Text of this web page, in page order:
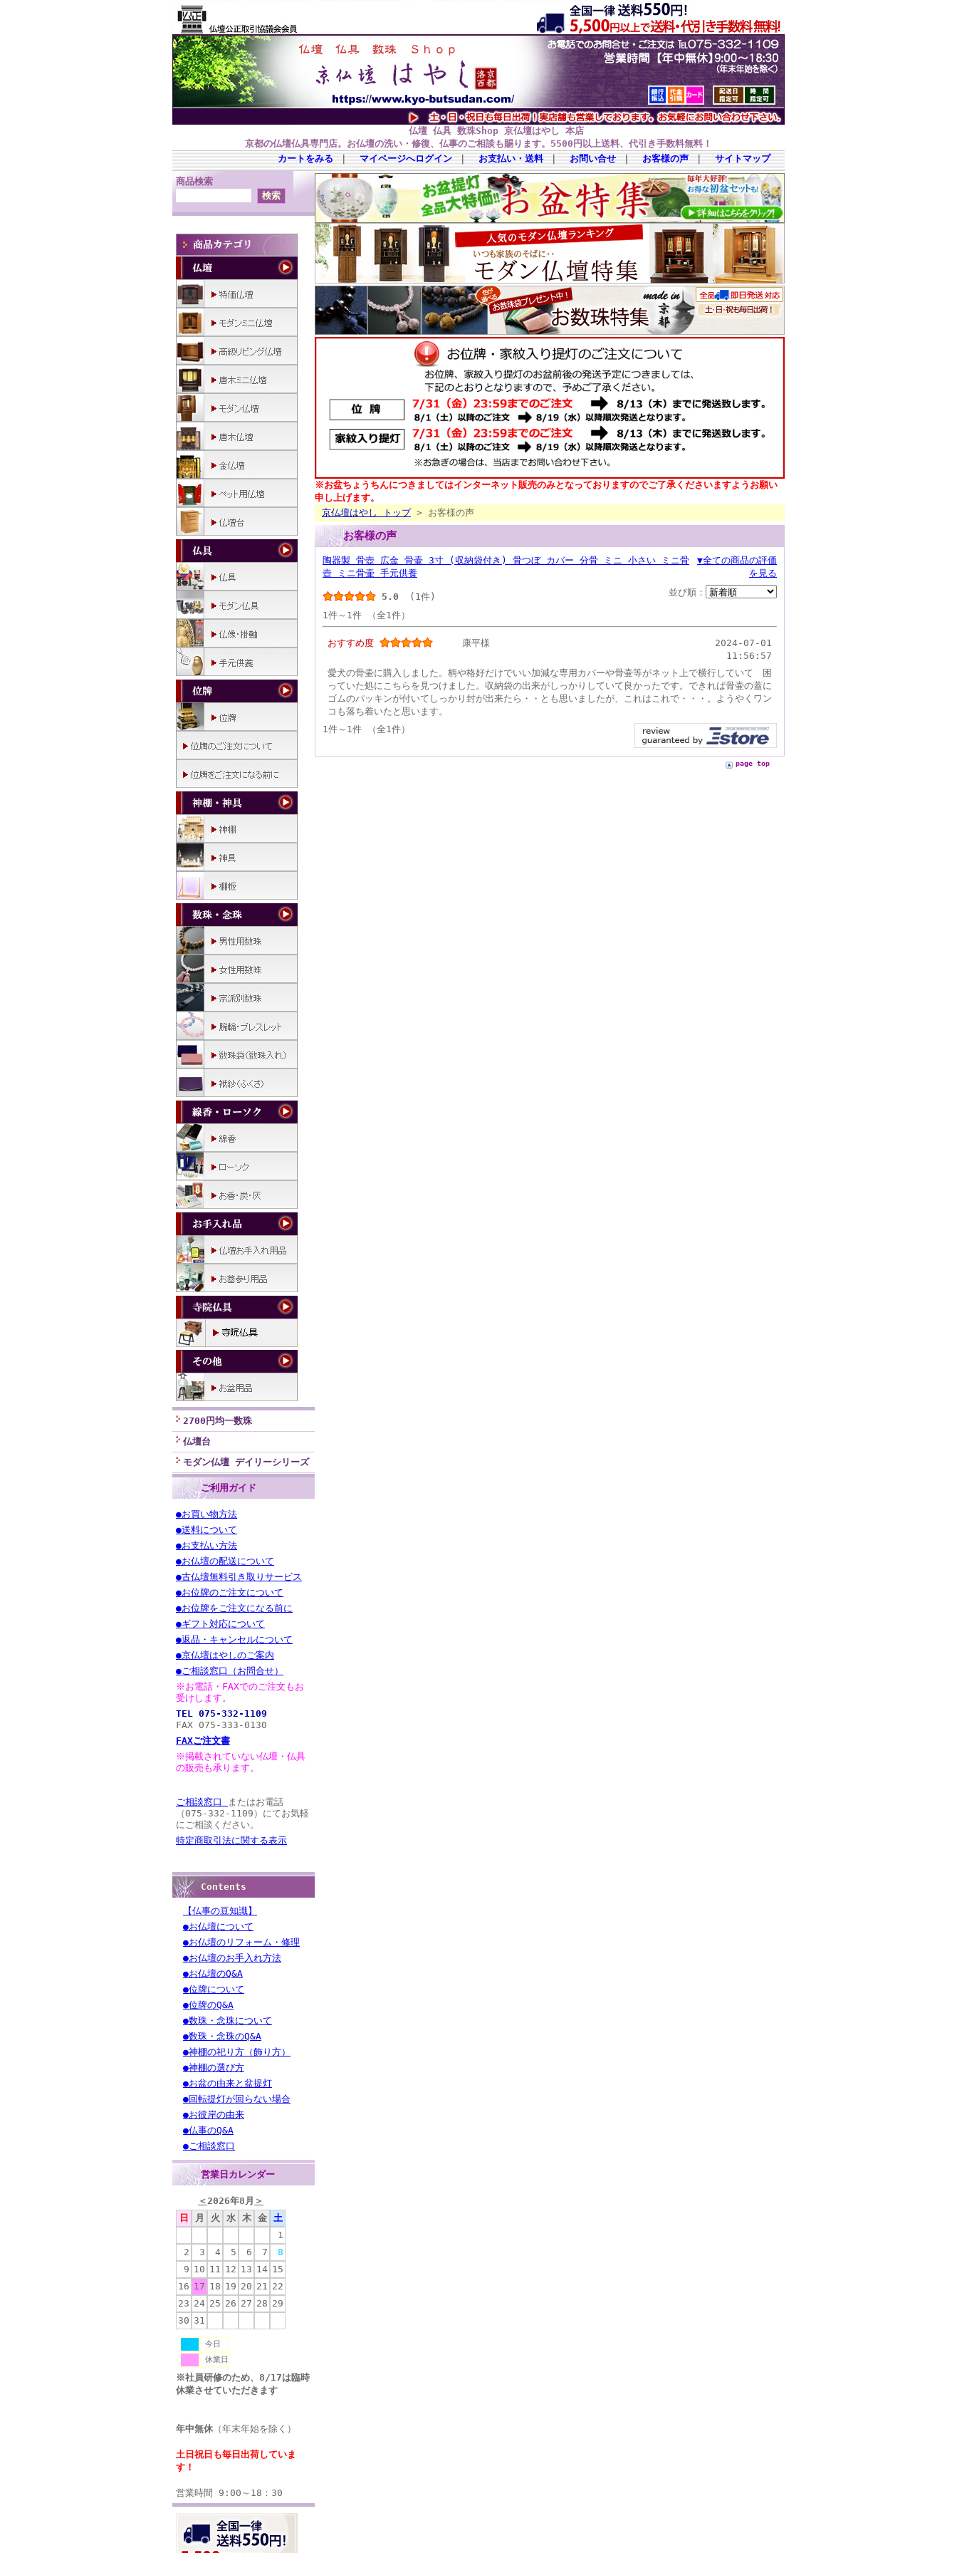
仏壇 仏具 数珠Shop 京仏壇はやし 本店
京都の仏壇仏具専門店。お仏壇の洗い・修復、仏事のご相談も賜ります。5500円以上送料、代引き手数料無料！
カートをみる｜ マイページへログイン｜ お支払い・送料｜ お問い合せ｜ お客様の声｜ サイトマップ
商品検索
2700円均一数珠
仏壇台
モダン仏壇 デイリーシリーズ
ご利用ガイド
●お買い物方法
●送料について
●お支払い方法
●お仏壇の配送について
●古仏壇無料引き取りサービス
●お位牌のご注文について
●お位牌をご注文になる前に
●ギフト対応について
●返品・キャンセルについて
●京仏壇はやしのご案内
●ご相談窓口（お問合せ）
※お電話・FAXでのご注文もお
受けします。
TEL 075-332-1109
FAX 075-333-0130
FAXご注文書
※掲載されていない仏壇・仏具
の販売も承ります。
ご相談窓口
またはお電話
（075-332-1109）にてお気軽
にご相談ください。
特定商取引法に関する表示
Contents
【仏事の豆知識】
●お仏壇について
●お仏壇のリフォーム・修理
●お仏壇のお手入れ方法
●お仏壇のQ&A
●位牌について
●位牌のQ&A
●数珠・念珠について
●数珠・念珠のQ&A
●神棚の祀り方（飾り方）
●神棚の選び方
●お盆の由来と盆提灯
●回転提灯が回らない場合
●お彼岸の由来
●仏事のQ&A
●ご相談窓口
営業日カレンダー
＜2026年8月 ＞
日
月 火 水 木 金
土
1
2
3 4 5 6 7
8
9 10 11 12 13 14 15
16 17 18 19 20 21 22
23 24 25 26 27 28 29
30 31
今日
休業日
※社員研修のため、8/17は臨時
休業させていただきます
年中無休 （年末年始を除く）
土日祝日も毎日出荷していま
す！
営業時間 9:00～18：30
※お盆ちょうちんにつきましてはインターネット販売のみとなっておりますのでご了承くださいますようお願い
申し上げます。
京仏壇はやし トップ> お客様の声
お客様の声
陶器製 骨壺 広金 骨壷 3寸 (収納袋付き) 骨つぼ カバー 分骨 ミニ 小さい ミニ骨
壺 ミニ骨壷 手元供養
▼全ての商品の評価
を見る
5.0 (1件) 並び順：
1件～1件 （全1件）
おすすめ度 康平様
2024-07-01
11:56:57
愛犬の骨壷に購入しました。柄や格好だけでいい加減な専用カバーや骨壷等がネット上で横行していて 困
っていた処にこちらを見つけました。収納袋の出来がしっかりしていて良かったです。できれば骨壷の蓋に
ゴムのパッキンが付いてしっかり封が出来たら・・とも思いましたが、これはこれで・・・。ようやくワン
コも落ち着いたと思います。
1件～1件 （全1件）
page top